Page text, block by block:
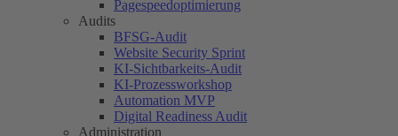
Pagespeedoptimierung
Audits
BFSG-Audit
Website Security Sprint
KI-Sichtbarkeits-Audit
KI-Prozessworkshop
Automation MVP
Digital Readiness Audit
Administration